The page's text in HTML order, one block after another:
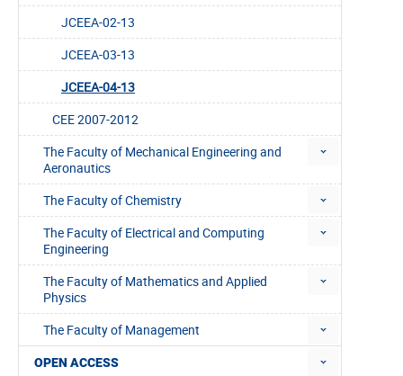
JCEEA-02-13
JCEEA-03-13
JCEEA-04-13
CEE 2007-2012
The Faculty of Mechanical Engineering and
Aeronautics
The Faculty of Chemistry
The Faculty of Electrical and Computing
Engineering
The Faculty of Mathematics and Applied
Physics
The Faculty of Management
OPEN ACCESS